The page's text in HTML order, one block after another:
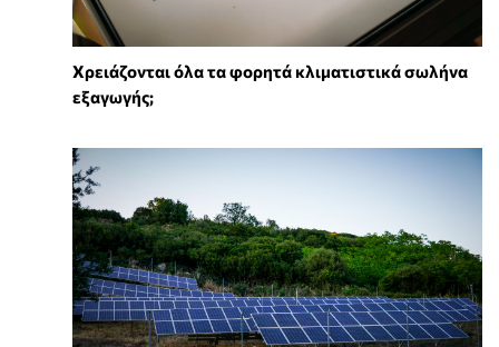
Χρειάζονται όλα τα φορητά κλιματιστικά σωλήνα
εξαγωγής;